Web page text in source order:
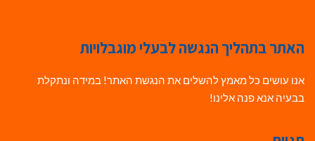
האתר בתהליך הנגשה לבעלי מוגבלויות
אנו עושים כל מאמץ להשלים את הנגשת האתר! במידה ונתקלת
בבעיה אנא פנה אלינו!